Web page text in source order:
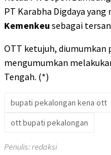
PT Karabha Digdaya
Kemenkeu sebagai
OTT ketujuh, diumumkan
mengumumkan
Tengah. (*)
bupati pekalongan kena ott
ott bupati pekalongan
Penulis: redaksi